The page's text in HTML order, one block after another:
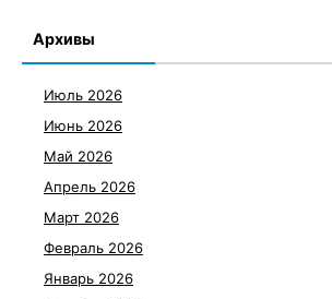
Архивы
Июль 2026
Июнь 2026
Май 2026
Апрель 2026
Март 2026
Февраль 2026
Январь 2026